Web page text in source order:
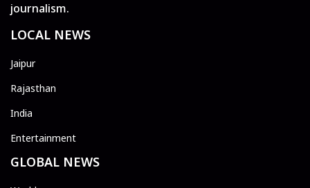
journalism.
LOCAL NEWS
Jaipur
Rajasthan
India
Entertainment
GLOBAL NEWS